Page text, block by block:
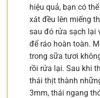
hiệu quả, bạn có
xát đều lên miếng
sau đó rửa sạch lại
để ráo hoàn toàn.
trong sữa tươi
rồi rửa lại. Sau khi
thái thịt thành
3mm, thái ngang